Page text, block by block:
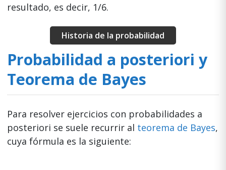
resultado, es decir, 1/6.
Historia de la probabilidad
Probabilidad a posteriori y
Teorema de Bayes
Para resolver ejercicios con probabilidades a
posteriori se suele recurrir al teorema de Bayes,
cuya fórmula es la siguiente: